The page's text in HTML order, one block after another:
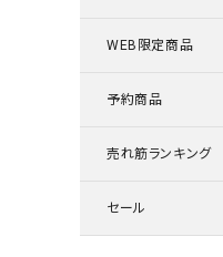
WEB限定商品
予約商品
売れ筋ランキング
セール